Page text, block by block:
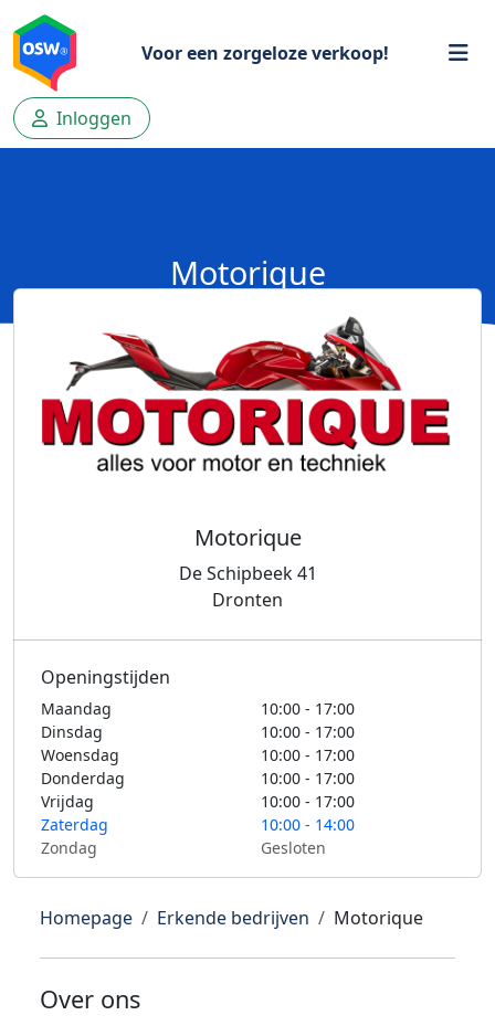
Voor een zorgeloze verkoop!
Inloggen
Motorique
Motorique
De Schipbeek 41
Dronten
Openingstijden
Maandag
10:00 - 17:00
Dinsdag
10:00 - 17:00
Woensdag
10:00 - 17:00
Donderdag
10:00 - 17:00
Vrijdag
10:00 - 17:00
Zaterdag
10:00 - 14:00
Zondag
Gesloten
Homepage Erkende bedrijven Motorique
Over ons